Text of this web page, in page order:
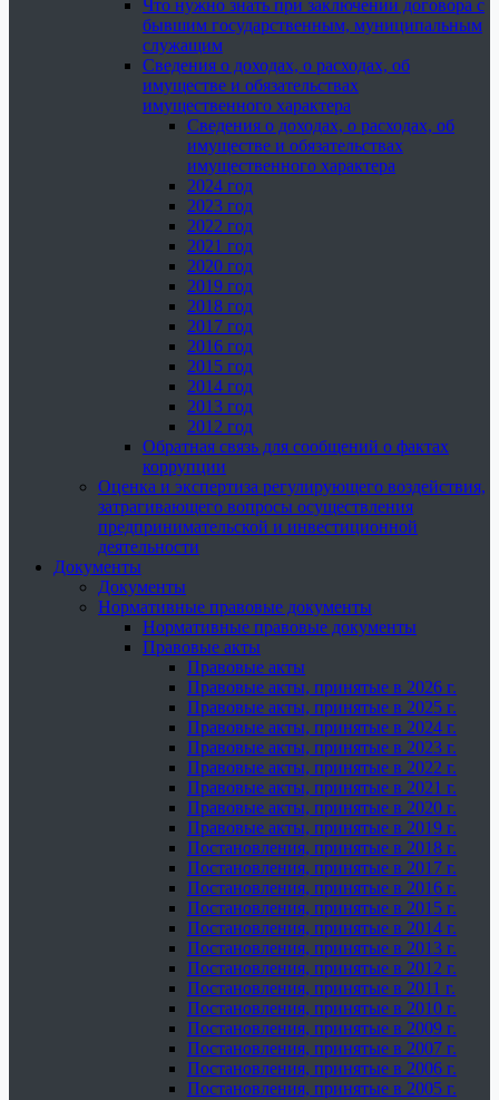
Что нужно знать при заключении договора с
бывшим государственным, муниципальным
служащим
Сведения о доходах, о расходах, об
имуществе и обязательствах
имущественного характера
Сведения о доходах, о расходах, об
имуществе и обязательствах
имущественного характера
2024 год
2023 год
2022 год
2021 год
2020 год
2019 год
2018 год
2017 год
2016 год
2015 год
2014 год
2013 год
2012 год
Обратная связь для сообщений о фактах
коррупции
Оценка и экспертиза регулирующего воздействия,
затрагивающего вопросы осуществления
предпринимательской и инвестиционной
деятельности
Документы
Документы
Нормативные правовые документы
Нормативные правовые документы
Правовые акты
Правовые акты
Правовые акты, принятые в 2026 г.
Правовые акты, принятые в 2025 г.
Правовые акты, принятые в 2024 г.
Правовые акты, принятые в 2023 г.
Правовые акты, принятые в 2022 г.
Правовые акты, принятые в 2021 г.
Правовые акты, принятые в 2020 г.
Правовые акты, принятые в 2019 г.
Постановления, принятые в 2018 г.
Постановления, принятые в 2017 г.
Постановления, принятые в 2016 г.
Постановления, принятые в 2015 г.
Постановления, принятые в 2014 г.
Постановления, принятые в 2013 г.
Постановления, принятые в 2012 г.
Постановления, принятые в 2011 г.
Постановления, принятые в 2010 г.
Постановления, принятые в 2009 г.
Постановления, принятые в 2007 г.
Постановления, принятые в 2006 г.
Постановления, принятые в 2005 г.